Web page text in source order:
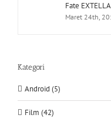
Fate
Maret 24th,
Kategori
Android (5)
Film (42)